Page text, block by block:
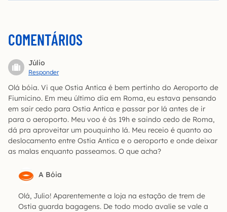
COMENTÁRIOS
Júlio
Responder
Olá bóia. Vi que Ostia Antica é bem pertinho do Aeroporto de
Fiumicino. Em meu último dia em Roma, eu estava pensando
em sair cedo para Ostia Antica e passar por lá antes de ir
para o aeroporto. Meu voo é às 19h e saindo cedo de Roma,
dá pra aproveitar um pouquinho lá. Meu receio é quanto ao
deslocamento entre Ostia Antica e o aeroporto e onde deixar
as malas enquanto passeamos. O que acha?
A Bóia
Olá, Julio! Aparentemente a loja na estação de trem de
Ostia guarda bagagens. De todo modo avalie se vale a